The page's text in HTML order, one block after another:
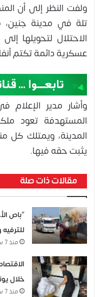
ولفت النظر إلى أن
تلة في مدينة
الاحتلال لتحويلها
عسكرية دائمة تكتم
وأشار مدير الإعلام
المدينة، ويمتلك
يثبت حقه فيها.
مقالات ذات صلة
“باص
منذ 7 ساعات
خلال
منذ 7 ساعات